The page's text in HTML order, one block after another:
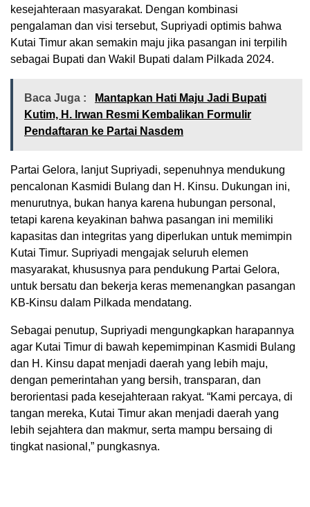
kesejahteraan masyarakat. Dengan kombinasi
pengalaman dan visi tersebut, Supriyadi optimis bahwa
Kutai Timur akan semakin maju jika pasangan ini terpilih
sebagai Bupati dan Wakil Bupati dalam Pilkada 2024.
Baca Juga :
Mantapkan Hati Maju Jadi Bupati
Kutim, H. Irwan Resmi Kembalikan Formulir
Pendaftaran ke Partai Nasdem
Partai Gelora, lanjut Supriyadi, sepenuhnya mendukung
pencalonan Kasmidi Bulang dan H. Kinsu. Dukungan ini,
menurutnya, bukan hanya karena hubungan personal,
tetapi karena keyakinan bahwa pasangan ini memiliki
kapasitas dan integritas yang diperlukan untuk memimpin
Kutai Timur. Supriyadi mengajak seluruh elemen
masyarakat, khususnya para pendukung Partai Gelora,
untuk bersatu dan bekerja keras memenangkan pasangan
KB-Kinsu dalam Pilkada mendatang.
Sebagai penutup, Supriyadi mengungkapkan harapannya
agar Kutai Timur di bawah kepemimpinan Kasmidi Bulang
dan H. Kinsu dapat menjadi daerah yang lebih maju,
dengan pemerintahan yang bersih, transparan, dan
berorientasi pada kesejahteraan rakyat. “Kami percaya, di
tangan mereka, Kutai Timur akan menjadi daerah yang
lebih sejahtera dan makmur, serta mampu bersaing di
tingkat nasional,” pungkasnya.